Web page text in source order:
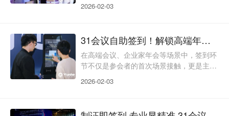
心，打破传统管控局
点。传统签到与门禁管理模式，普遍难以适
堵、身份核验繁琐、无关人员混入等问题，
直接拉低参会者体验与活动整体专业度。31
会议门禁闸机深耕会议签到核心场景，打破
分层管控、场景适配
2026-02-03
31会议自助签到！解锁高端年会高效签到新方式
在高端会议、企业家年会等场景中，签到环
节不仅是参会者的首次场景接触，更是主办
工签到模式受限于人力成本、效率瓶颈，常
2026-02-03